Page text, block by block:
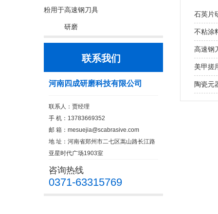
粉用于高速钢刀具
研磨
联系我们
河南四成研磨科技有限公司
联系人：贾经理
手 机：13783669352
邮 箱： mesuejia@scabrasive.com
地 址：河南省郑州市二七区嵩山路长江路
亚星时代广场1903室
咨询热线
0371-63315769
石英片
不粘涂
高速钢
美甲搓
陶瓷元